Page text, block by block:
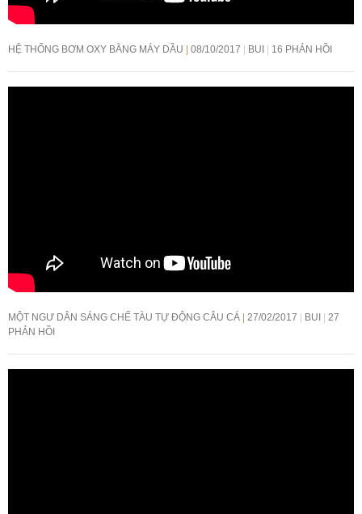
HỆ THỐNG BƠM OXY BẰNG MÁY DẦU 08/10/2017 BUI 16 PHẢN HỒI
MỘT NGƯ DÂN SÁNG CHẾ TÀU TỰ ĐỘNG CÂU CÁ 27/02/2017 BUI
27
PHẢN HỒI